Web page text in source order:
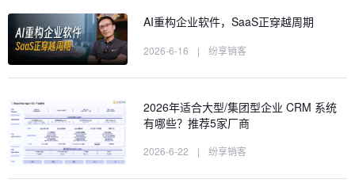
AI重构企业软件，SaaS正穿越周期
2026-6-16 | 纷享销客
2026年适合大型/集团型企业 CRM 系统
有哪些？推荐5家厂商
2026-6-22 | 纷享销客